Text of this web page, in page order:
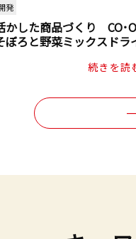
発
かした商品づくり CO･
ぼろと野菜ミックスドラ
続きを読